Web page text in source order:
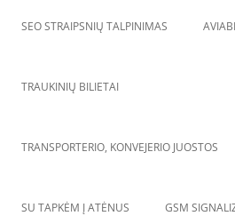
SEO STRAIPSNIŲ TALPINIMAS
TRAUKINIŲ BILIETAI
TRANSPORTERIO, KONVEJERIO JUOSTOS
SU TAPKĖM Į ATĖNUS GSM